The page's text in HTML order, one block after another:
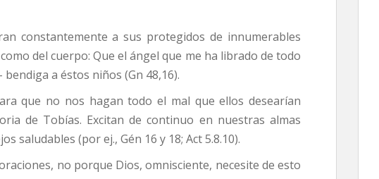
constantemente a sus protegidos de innumerables
del cuerpo: Que el ángel que me ha librado de todo
a éstos niños (Gn 48,16).
que no nos hagan todo el mal que ellos desearían
de Tobías. Excitan de continuo en nuestras almas
saludables (por ej., Gén 16 y 18; Act 5.8.10).
no porque Dios, omnisciente, necesite de esto